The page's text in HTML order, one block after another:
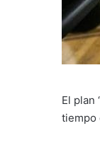
El plan
tiempo